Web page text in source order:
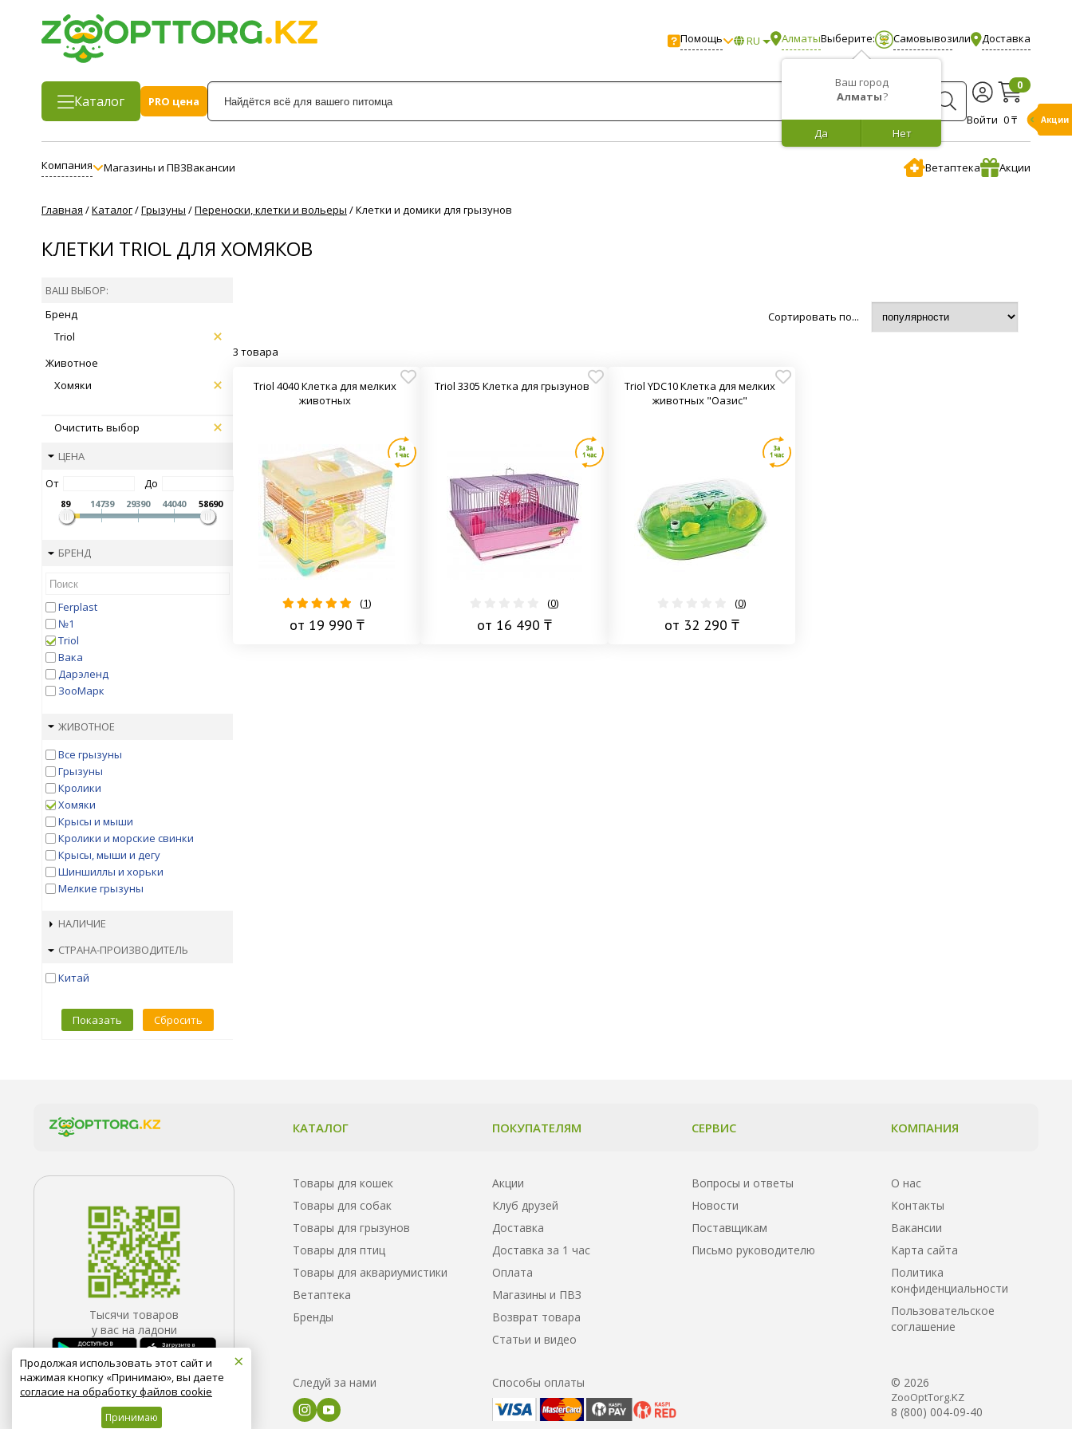
Помощь RU Алматы
Ваш город
Алматы?
Нет
Да
Выберите: Самовывозили Доставка
Каталог
PRO цена
Войти
0
0 ₸
Компания Магазины и ПВЗВакансии Ветаптека Акции
Главная /Каталог/Грызуны /Переноски, клетки и вольеры /Клетки и домики для грызунов
КЛЕТКИ TRIOL ДЛЯ ХОМЯКОВ
ВАШ ВЫБОР:
Бренд
Triol
Животное
Хомяки
Очистить выбор
ЦЕНА
От
До
89 14739 29390 44040 58690
БРЕНД
Ferplast
№1
Triol
Вака
Дарэленд
ЗооМарк
ЖИВОТНОЕ
Все грызуны
Грызуны
Кролики
Хомяки
Крысы и мыши
Кролики и морские свинки
Крысы, мыши и дегу
Шиншиллы и хорьки
Мелкие грызуны
НАЛИЧИЕ
СТРАНА-ПРОИЗВОДИТЕЛЬ
Китай
Показать Сбросить
Сортировать по...
3 товара
Triol 4040 Клетка для мелких
животных
(1)
от 19 990 ₸
Triol 3305 Клетка для грызунов
(0)
от 16 490 ₸
Triol YDC10 Клетка для мелких
животных "Оазис"
(0)
от 32 290 ₸
Тысячи товаров
у вас на ладони
КАТАЛОГ
Товары для кошек
Товары для собак
Товары для грызунов
Товары для птиц
Товары для аквариумистики
Ветаптека
Бренды
ПОКУПАТЕЛЯМ
Акции
Клуб друзей
Доставка
Доставка за 1 час
Оплата
Магазины и ПВЗ
Возврат товара
Статьи и видео
СЕРВИС
Вопросы и ответы
Новости
Поставщикам
Письмо руководителю
КОМПАНИЯ
О нас
Контакты
Вакансии
Карта сайта
Политика
конфиденциальности
Пользовательское
соглашение
Следуй за нами Способы оплаты © 2026
ZooOptTorg.KZ
8 (800) 004-09-40
Бонусы
×
Продолжая использовать этот сайт и
нажимая кнопку «Принимаю», вы даете
согласие на обработку файлов cookie
Принимаю